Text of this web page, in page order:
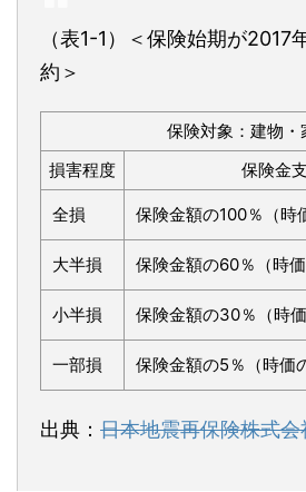
（表1-1）＜保険始期が2017
約＞
保険対象：建物・
損害程度
保険金
全損 保険金額の100％（時
大半損 保険金額の60％（時
小半損 保険金額の30％（時
一部損 保険金額の5％（時価
出典： 日本地震再保険株式会